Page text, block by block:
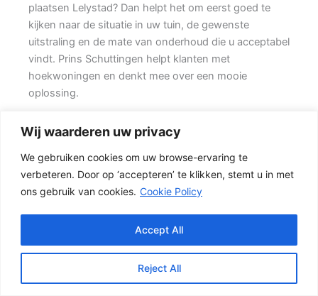
Wij waarderen uw privacy
We gebruiken cookies om uw browse-ervaring te
verbeteren. Door op ‘accepteren’ te klikken, stemt u in met
ons gebruik van cookies. Cookie Policy
Reject All
Accept All
plaatsen Lelystad? Dan helpt het om eerst goed te
kijken naar de situatie in uw tuin, de gewenste
uitstraling en de mate van onderhoud die u acceptabel
vindt. Prins Schuttingen helpt klanten met
hoekwoningen en denkt mee over een mooie
oplossing.
Een goede schutting begint bij een duidelijke keuze.
Wilt u zo min mogelijk onderhoud, dan is een
betonschutting of hout-beton combinatie vaak een
slimme keuze. Ook de ondergrond, de lengte van de
schutting en de aanwezigheid van poorten of hoeken
hebben invloed op de beste oplossing.
Welke schutting past bij uw tuin?
In veel tuinen wordt gekozen voor een combinatie